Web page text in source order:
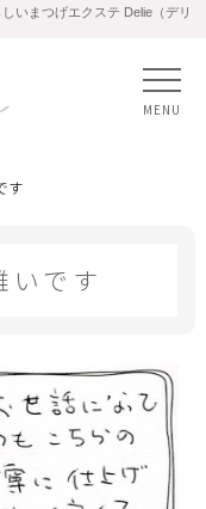
いまつげエクステ Delie（デリ
MENU
す
いです